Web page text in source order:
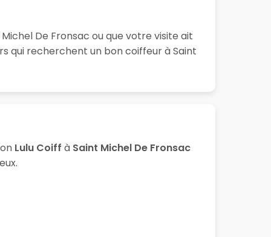
De Fronsac ou que votre visite ait
qui recherchent un bon coiffeur à Saint
Lulu Coiff à Saint Michel De Fronsac